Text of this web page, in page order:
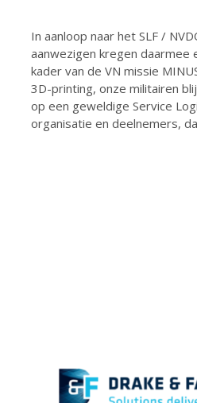
In aanloop naar het SLF /
aanwezigen kregen daarmee
kader van de VN missie
3D-printing, onze militairen
op een geweldige Service
organisatie en deelnemers,